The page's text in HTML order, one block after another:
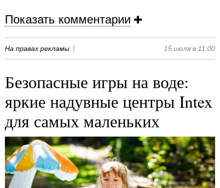
Показать комментарии
На правах рекламы 15 июля в 11:00
Безопасные игры на воде:
яркие надувные центры Intex
для самых маленьких